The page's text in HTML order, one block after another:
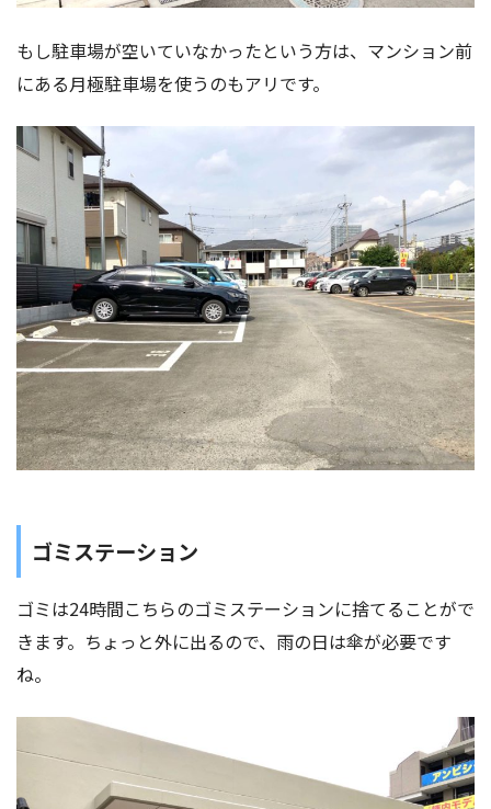
もし駐車場が空いていなかったという方は、マンション前
にある月極駐車場を使うのもアリです。
ゴミステーション
ゴミは24時間こちらのゴミステーションに捨てることがで
きます。ちょっと外に出るので、雨の日は傘が必要です
ね。